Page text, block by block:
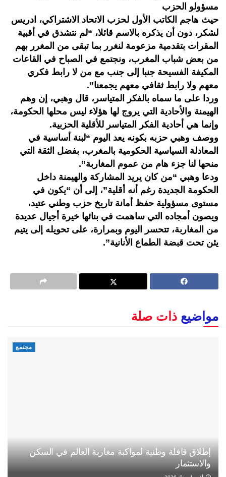
مسؤولو الحزب
حيث هاجم الكاتب الأول لحزب الاتحاد الاشتراكي، ادريس
لشكر، دون أن يذكره بالاسم قائلا، “لم نتشدق في أقبية
المقرات بتقدمية مزعومة لنغرر بما تبقى من المغرر بهم
من بعض شباب المغرب، ونجتمع في الصباح في القاعات
المكيفة الفسيحة جنبا إلى جنب مع من لا رابط فكري
معهم ولا رابط ثقافي معهم يجمعنا”.
وردا على ما سماه بالفكر المتياسر، قال وهبي، إن وهم
الهيمنة والأحادية التي يروج لها هؤلاء ليس محلها الحكومة،
وإنما هي أحادية الفكر المتياسر للأقلية الحزبية.
ووصف وهبي حزبه بكونه يعد اليوم “لبنة أساسية في
المعادلة السياسية الحكومية بالمغرب، بفضل الثقة التي
منحها لنا جزء هام من عموم المغاربة”.
ودعا وهبي “من كان يريد المشاركة والهيمنة داخل
الحكومة الجديدة رغم أنه أقلية”، إلى أن “يكون في
مستوى مسؤولية حفظ أمانة تاريخ حزب وطني عتيد،
ويصون أمجاده التي ساهمت في بنائها خيرة أجيال عديدة
من المغاربة، تتحسر اليوم وبمرارة، على تحويله إلى يتيم
يئن تحت قبضة الطماع الأنانية”.
مواضيع ذات صلة
مجتمع
إطلاق قافلة وطنية لمواكبة مغاربة العالم في السكن
والاستثمار